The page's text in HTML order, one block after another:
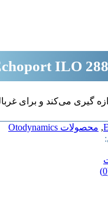
, محصولات Otodynamics